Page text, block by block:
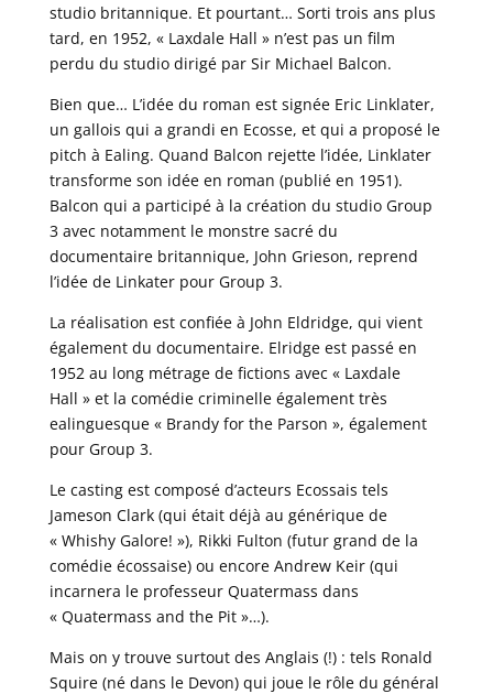
studio britannique. Et pourtant… Sorti trois ans plus
tard, en 1952, « Laxdale Hall » n’est pas un film
perdu du studio dirigé par Sir Michael Balcon.
Bien que… L’idée du roman est signée Eric Linklater,
un gallois qui a grandi en Ecosse, et qui a proposé le
pitch à Ealing. Quand Balcon rejette l’idée, Linklater
transforme son idée en roman (publié en 1951).
Balcon qui a participé à la création du studio Group
3 avec notamment le monstre sacré du
documentaire britannique, John Grieson, reprend
l’idée de Linkater pour Group 3.
La réalisation est confiée à John Eldridge, qui vient
également du documentaire. Elridge est passé en
1952 au long métrage de fictions avec « Laxdale
Hall » et la comédie criminelle également très
ealinguesque « Brandy for the Parson », également
pour Group 3.
Le casting est composé d’acteurs Ecossais tels
Jameson Clark (qui était déjà au générique de
« Whishy Galore! »), Rikki Fulton (futur grand de la
comédie écossaise) ou encore Andrew Keir (qui
incarnera le professeur Quatermass dans
« Quatermass and the Pit »…).
Mais on y trouve surtout des Anglais (!) : tels Ronald
Squire (né dans le Devon) qui joue le rôle du général